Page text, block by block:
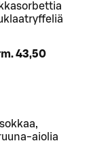
43,50
aiolia